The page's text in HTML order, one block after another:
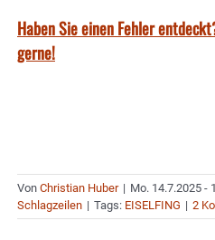
Haben Sie einen Fehler
gerne!
Von Christian Huber | Mo. 14.7.2025 -
Schlagzeilen | Tags: EISELFING | 2